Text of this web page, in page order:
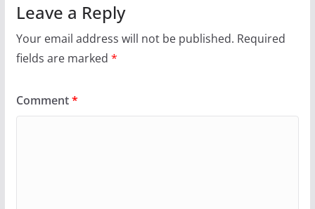
Leave a Reply
Your email address will not be published. Required
fields are marked *
Comment*